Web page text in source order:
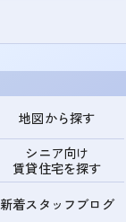
地図から探す
シニア向け
賃貸住宅を探す
新着スタッフブログ